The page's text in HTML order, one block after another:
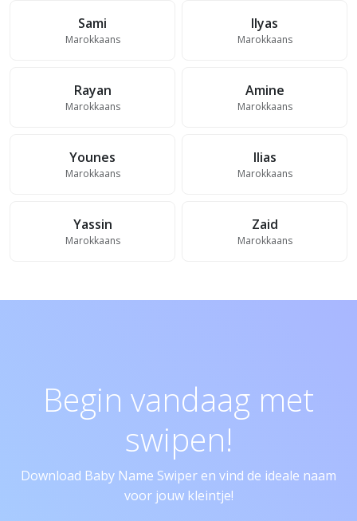
Sami
Marokkaans
Ilyas
Marokkaans
Rayan
Marokkaans
Amine
Marokkaans
Younes
Marokkaans
Ilias
Marokkaans
Yassin
Marokkaans
Zaid
Marokkaans
Begin vandaag met
swipen!
Download Baby Name Swiper en vind de ideale naam
voor jouw kleintje!